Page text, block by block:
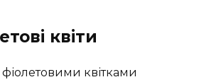
квіти
квітками